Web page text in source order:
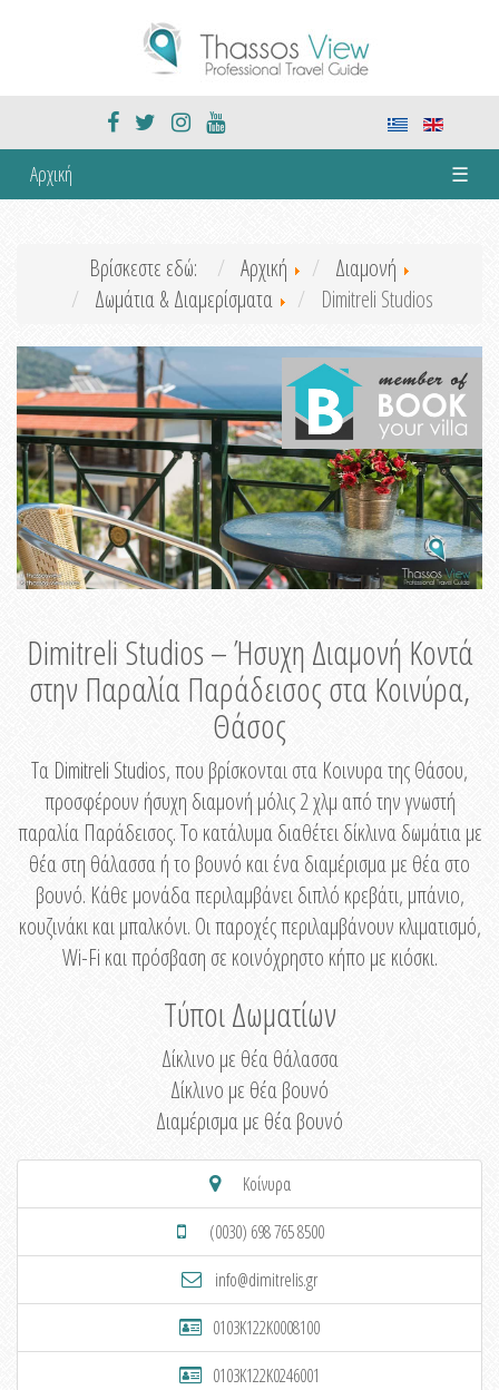
Αρχική ☰
Βρίσκεστε εδώ: Αρχική
Διαμονή
Δωμάτια & Διαμερίσματα
Dimitreli Studios
Dimitreli Studios – Ήσυχη Διαμονή Κοντά
στην Παραλία Παράδεισος στα Κοινύρα,
Θάσος
Τα Dimitreli Studios, που βρίσκονται στα Κοινυρα της Θάσου,
προσφέρουν ήσυχη διαμονή μόλις 2 χλμ από την γνωστή
παραλία Παράδεισος. Το κατάλυμα διαθέτει δίκλινα δωμάτια με
θέα στη θάλασσα ή το βουνό και ένα διαμέρισμα με θέα στο
βουνό. Κάθε μονάδα περιλαμβάνει διπλό κρεβάτι, μπάνιο,
κουζινάκι και μπαλκόνι. Οι παροχές περιλαμβάνουν κλιματισμό,
Wi-Fi και πρόσβαση σε κοινόχρηστο κήπο με κιόσκι.
Τύποι Δωματίων
Δίκλινο με θέα θάλασσα
Δίκλινο με θέα βουνό
Διαμέρισμα με θέα βουνό
Κοίνυρα
(0030) 698 765 8500
info@dimitrelis.gr
0103K122K0008100
0103K122K0246001